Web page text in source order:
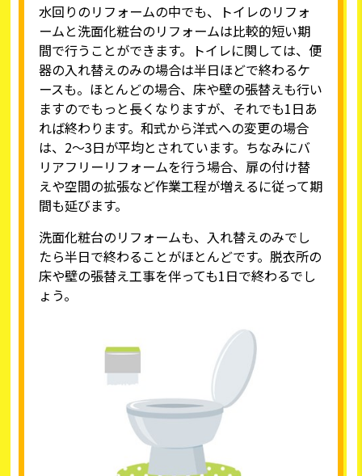
水回りのリフォームの中でも、トイレのリフォ
ームと洗面化粧台のリフォームは比較的短い期
間で行うことができます。トイレに関しては、便
器の入れ替えのみの場合は半日ほどで終わるケ
ースも。ほとんどの場合、床や壁の張替えも行い
ますのでもっと長くなりますが、それでも1日あ
れば終わります。和式から洋式への変更の場合
は、2～3日が平均とされています。ちなみにバ
リアフリーリフォームを行う場合、扉の付け替
えや空間の拡張など作業工程が増えるに従って期
間も延びます。
洗面化粧台のリフォームも、入れ替えのみでし
たら半日で終わることがほとんどです。脱衣所の
床や壁の張替え工事を伴っても1日で終わるでし
ょう。